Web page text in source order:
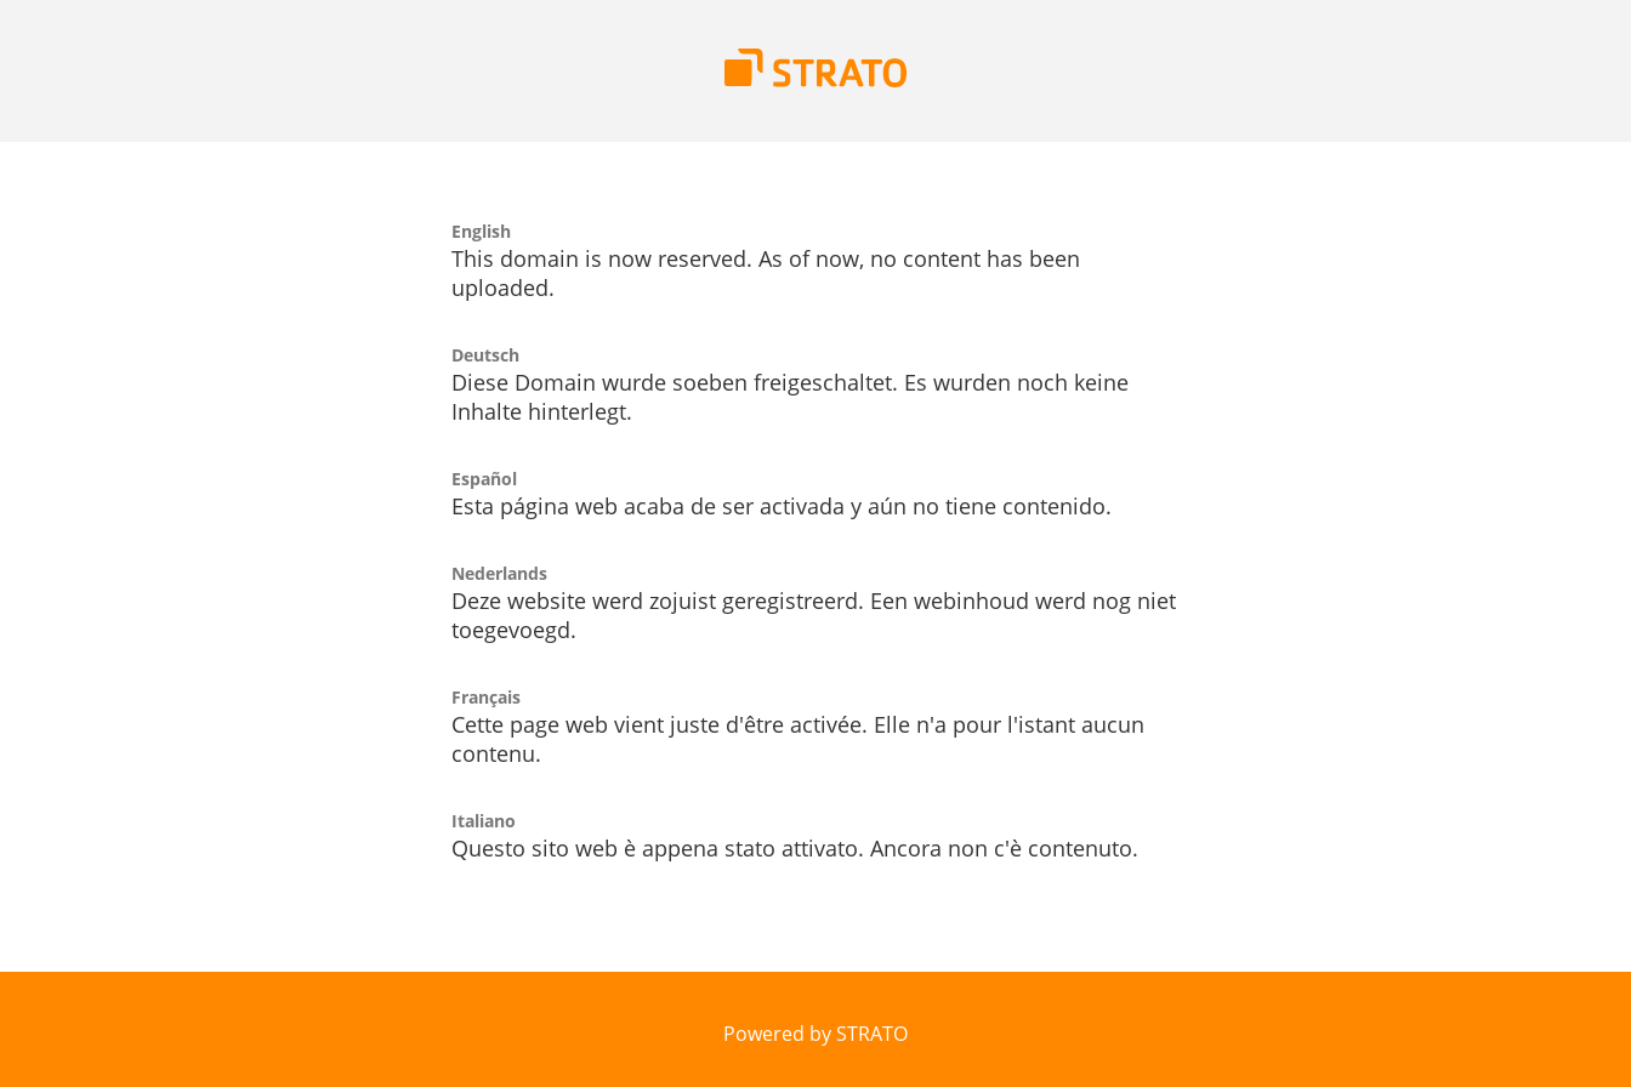
English
This domain is now reserved. As of now, no content has been
uploaded.
Deutsch
Diese Domain wurde soeben freigeschaltet. Es wurden noch keine
Inhalte hinterlegt.
Español
Esta página web acaba de ser activada y aún no tiene contenido.
Nederlands
Deze website werd zojuist geregistreerd. Een webinhoud werd nog niet
toegevoegd.
Français
Cette page web vient juste d'être activée. Elle n'a pour l'istant aucun
contenu.
Italiano
Questo sito web è appena stato attivato. Ancora non c'è contenuto.
Powered by STRATO